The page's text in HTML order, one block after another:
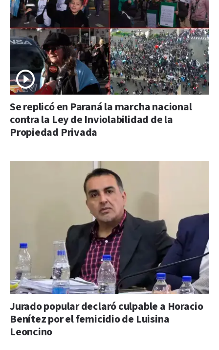
Se replicó en Paraná la marcha nacional
contra la Ley de Inviolabilidad de la
Propiedad Privada
Jurado popular declaró culpable a Horacio
Benítez por el femicidio de Luisina
Leoncino